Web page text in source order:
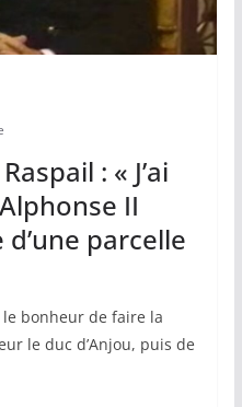
: « J’ai
II
parcelle
le bonheur de faire la
le duc d’Anjou, puis de